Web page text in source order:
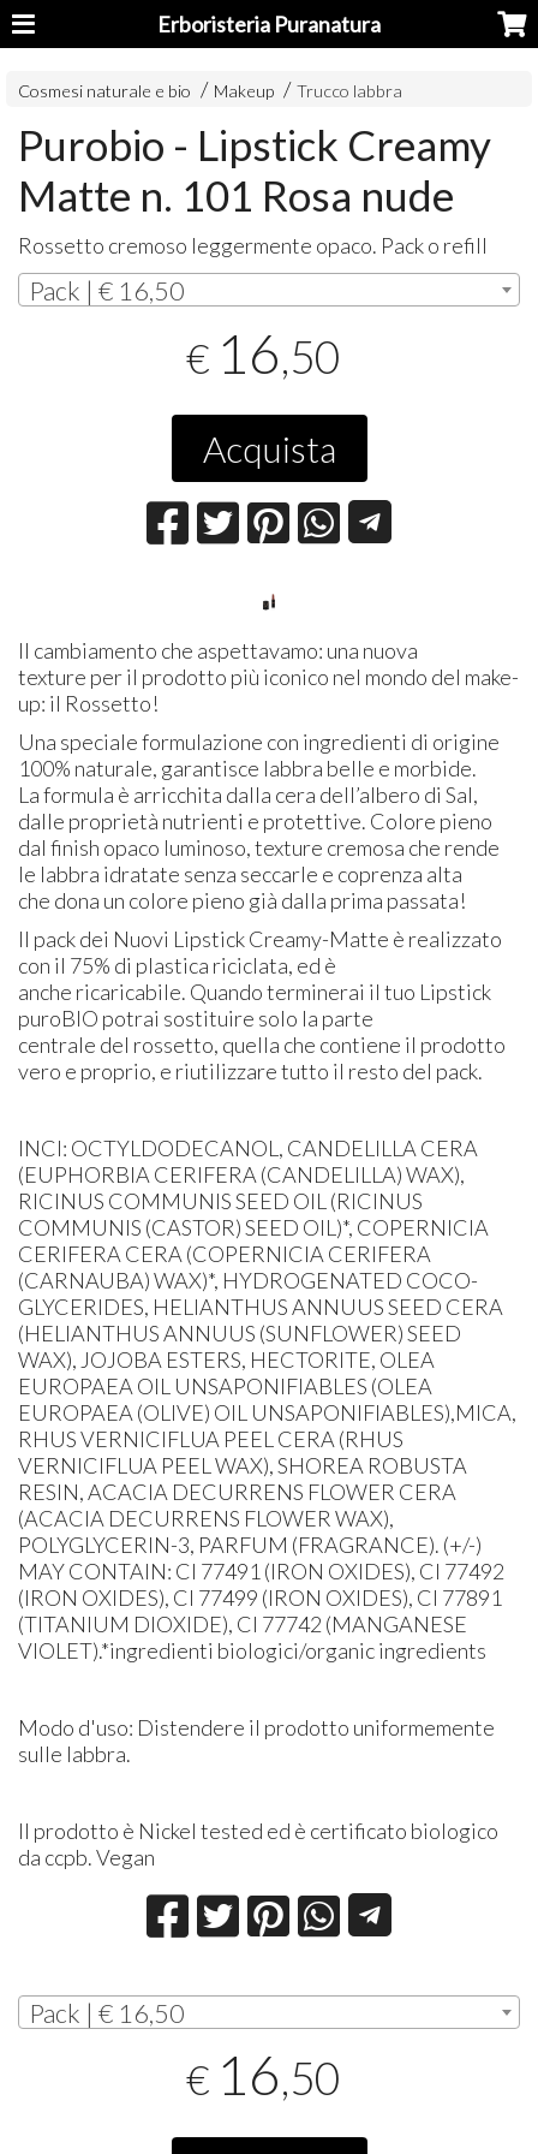
Erboristeria Puranatura
Cosmesi naturale e bio Makeup Trucco labbra
Purobio - Lipstick Creamy
Matte n. 101 Rosa nude
Rossetto cremoso leggermente opaco. Pack o refill
Pack | € 16,50
€ 16,50
Acquista
Il cambiamento che aspettavamo: una nuova
texture per il prodotto più iconico nel mondo del make-
up: il Rossetto!
Una speciale formulazione con ingredienti di origine
100% naturale, garantisce labbra belle e morbide.
La formula è arricchita dalla cera dell’albero di Sal,
dalle proprietà nutrienti e protettive. Colore pieno
dal finish opaco luminoso, texture cremosa che rende
le labbra idratate senza seccarle e coprenza alta
che dona un colore pieno già dalla prima passata!
Il pack dei Nuovi Lipstick Creamy-Matte è realizzato
con il 75% di plastica riciclata, ed è
anche ricaricabile. Quando terminerai il tuo Lipstick
puroBIO potrai sostituire solo la parte
centrale del rossetto, quella che contiene il prodotto
vero e proprio, e riutilizzare tutto il resto del pack.
INCI: OCTYLDODECANOL, CANDELILLA CERA
(EUPHORBIA CERIFERA (CANDELILLA) WAX),
RICINUS COMMUNIS SEED OIL (RICINUS
COMMUNIS (CASTOR) SEED OIL)*, COPERNICIA
CERIFERA CERA (COPERNICIA CERIFERA
(CARNAUBA) WAX)*, HYDROGENATED COCO-
GLYCERIDES, HELIANTHUS ANNUUS SEED CERA
(HELIANTHUS ANNUUS (SUNFLOWER) SEED
WAX), JOJOBA ESTERS, HECTORITE, OLEA
EUROPAEA OIL UNSAPONIFIABLES (OLEA
EUROPAEA (OLIVE) OIL UNSAPONIFIABLES),MICA,
RHUS VERNICIFLUA PEEL CERA (RHUS
VERNICIFLUA PEEL WAX), SHOREA ROBUSTA
RESIN, ACACIA DECURRENS FLOWER CERA
(ACACIA DECURRENS FLOWER WAX),
POLYGLYCERIN-3, PARFUM (FRAGRANCE). (+/-)
MAY CONTAIN: CI 77491 (IRON OXIDES), CI 77492
(IRON OXIDES), CI 77499 (IRON OXIDES), CI 77891
(TITANIUM DIOXIDE), CI 77742 (MANGANESE
VIOLET).*ingredienti biologici/organic ingredients
Modo d'uso: Distendere il prodotto uniformemente
sulle labbra.
Il prodotto è Nickel tested ed è certificato biologico
da ccpb. Vegan
Pack | € 16,50
€ 16,50